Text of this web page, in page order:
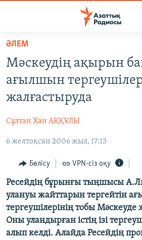
Skip
main
content
to
main
Navigation
Skip
Search
АДАМ ҚҰҚЫҚТАРЫ
ӘЛЕУМЕТ
ӘЛЕМ
АРНАЙЫ ЖОБАЛАР
Русский
ЖАЗЫЛЫҢЫЗ
ӘЛЕМ
Мәскеудің ақырын
ағылшын
жалғастыруда
Сұлтан Хан АҚҚҰЛЫ
6 желтоқсан 2006 жыл, 17:13
Бөлісу VPN-сіз оқу
Ресейдің бұрынғы тыңшысы
улануы жайттарын тергейтін
тергеушілерінің тобы Мәскеуде
Оны уландырған істің ізі
алып келді. Алайда Ресейдің